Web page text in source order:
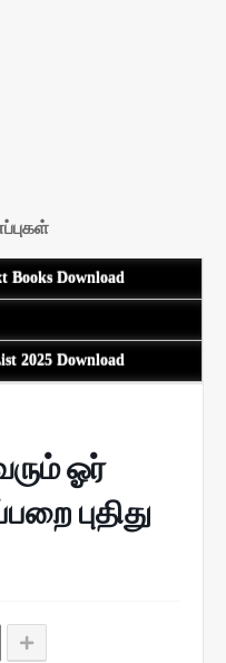
Books Download
2025 Download
ஓர்
புதிது